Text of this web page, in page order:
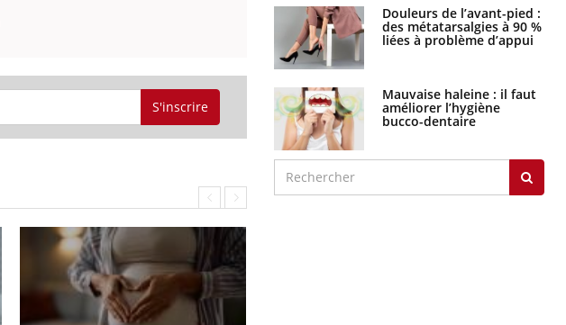
S'inscrire
Douleurs de l’avant-pied :
des métatarsalgies à 90 %
liées à problème d’appui
Mauvaise haleine : il faut
améliorer l’hygiène
bucco-dentaire